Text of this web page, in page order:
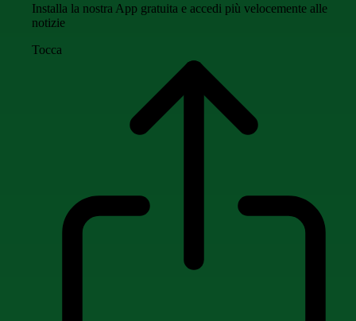
Installa la nostra App gratuita e accedi più velocemente alle
notizie
Tocca